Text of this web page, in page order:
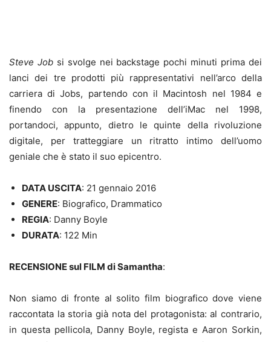
Steve Jobsi svolge nei backstage pochi minuti prima dei
lanci dei tre prodotti più rappresentativi nell’arco della
carriera di Jobs, partendo con il Macintosh nel 1984 e
finendo con la presentazione dell’iMac nel 1998,
portandoci, appunto, dietro le quinte della rivoluzione
digitale, per tratteggiare un ritratto intimo dell’uomo
geniale che è stato il suo epicentro.
DATA USCITA: 21 gennaio 2016
GENERE: Biografico, Drammatico
REGIA: Danny Boyle
DURATA: 122 Min
RECENSIONE sul FILM di Samantha:
Non siamo di fronte al solito film biografico dove viene
raccontata la storia già nota del protagonista: al contrario,
in questa pellicola, Danny Boyle, regista e Aaron Sorkin,